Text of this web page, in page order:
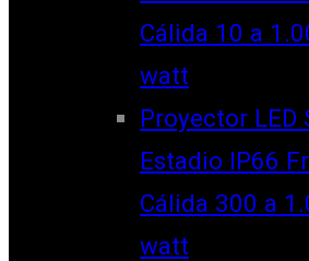
Cálida 10 a
watt
Proyector LED
Estadio IP66
Cálida 300 a
watt